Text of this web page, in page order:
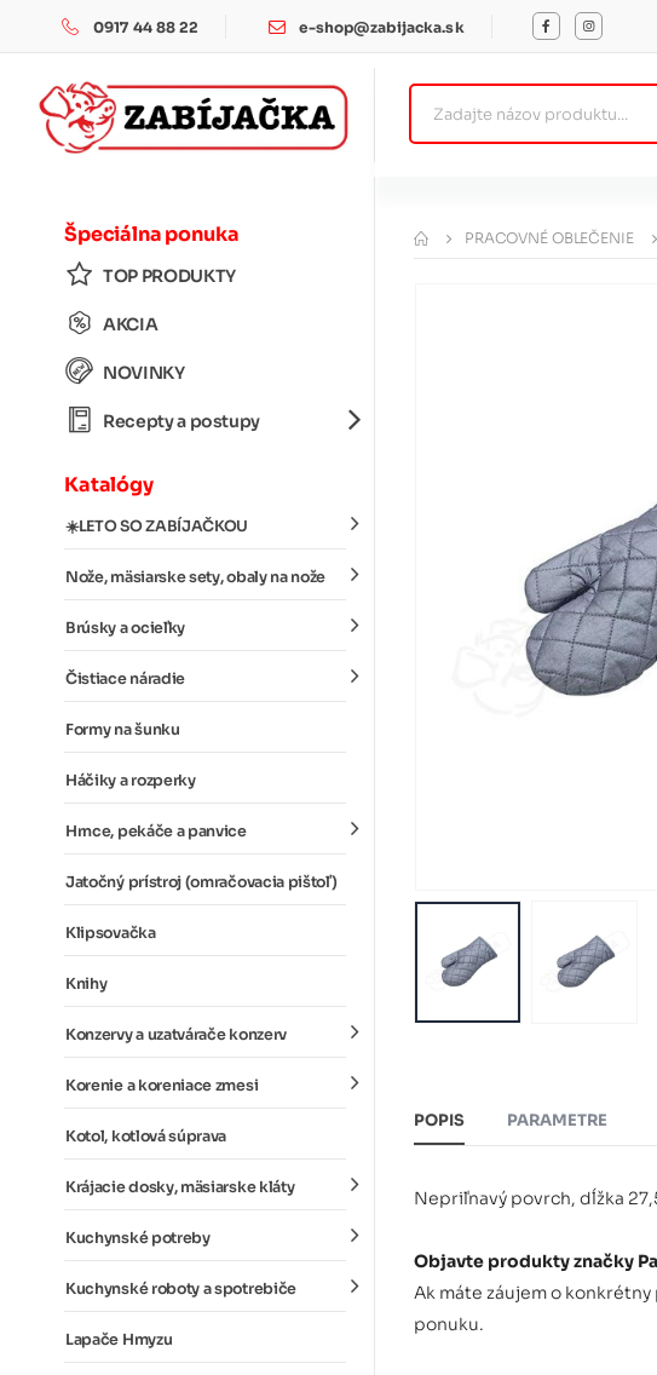
0917 44 88 22 e-shop@zabijacka.sk
Špeciálna ponuka
TOP PRODUKTY
AKCIA
NOVINKY
Recepty a postupy
Katalógy
☀️LETO SO ZABÍJAČKOU
Nože, mäsiarske sety, obaly na nože
Brúsky a ocieľky
Čistiace náradie
Formy na šunku
Háčiky a rozperky
Hrnce, pekáče a panvice
Jatočný prístroj (omračovacia pištoľ)
Klipsovačka
Knihy
Konzervy a uzatvárače konzerv
Korenie a koreniace zmesi
Kotol, kotlová súprava
Krájacie dosky, mäsiarske kláty
Kuchynské potreby
Kuchynské roboty a spotrebiče
Lapače Hmyzu
PRACOVNÉ OBLEČENIE
POPIS PARAMETRE
Nepriľnavý povrch, dĺžka
Objavte produkty značky
Ak máte záujem o
ponuku.